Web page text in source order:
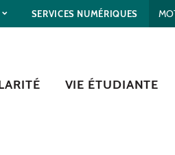
SERVICES NUMÉRIQUES
VIE ÉTUDIANTE